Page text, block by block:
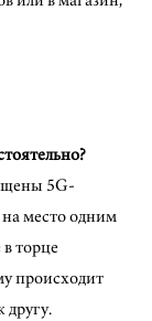
5G-
на место одним
торце
происходит
другу.